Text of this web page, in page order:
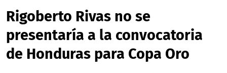
Rigoberto Rivas no se
presentaría a la convocatoria
de Honduras para Copa Oro